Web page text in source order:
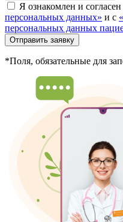
Я ознакомлен и согласен
персональных данных» и с
персональных данных
Отправить заявку
*Поля, обязательные для